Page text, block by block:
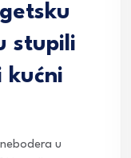
stupili
kućni
u